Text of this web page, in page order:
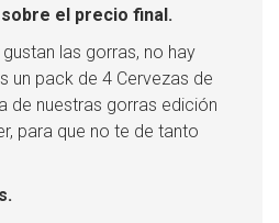
el precio final.
las gorras, no hay
un pack de 4 Cervezas de
de nuestras gorras edición
para que no te de tanto